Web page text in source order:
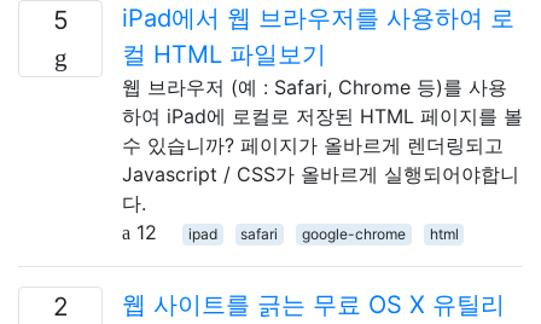
5
iPad에서 웹 브라우저를 사용하여 로
컬 HTML 파일보기
웹 브라우저 (예 : Safari, Chrome 등)를 사용
하여 iPad에 로컬로 저장된 HTML 페이지를 볼
수 있습니까? 페이지가 올바르게 렌더링되고
Javascript / CSS가 올바르게 실행되어야합니
다.
12
ipad safari google-chrome html
2
웹 사이트를 긁는 무료 OS X 유틸리